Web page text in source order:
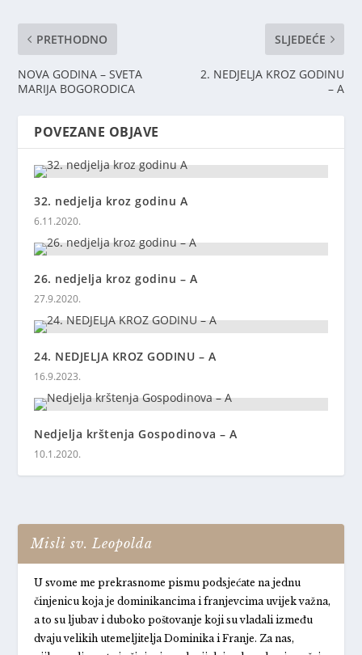
PRETHODNO
NOVA GODINA – SVETA
MARIJA BOGORODICA
SLJEDEĆE
2. NEDJELJA KROZ GODINU
– A
POVEZANE OBJAVE
32. nedjelja kroz godinu A
6.11.2020.
26. nedjelja kroz godinu – A
27.9.2020.
24. NEDJELJA KROZ GODINU – A
16.9.2023.
Nedjelja krštenja Gospodinova – A
10.1.2020.
Misli sv. Leopolda
U svome me prekrasnome pismu podsjećate na jednu
činjenicu koja je dominikancima i franjevcima uvijek važna,
a to su ljubav i duboko poštovanje koji su vladali između
dvaju velikih utemeljitelja Dominika i Franje. Za nas,